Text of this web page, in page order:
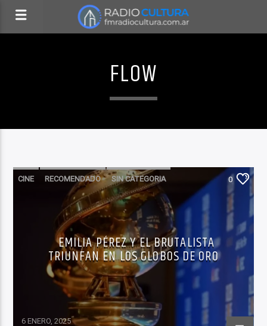
FLOW
CINE RECOMENDADO SIN CATEGORIA 0
EMILIA PÉREZ Y EL BRUTALISTA
TRIUNFAN EN LOS GLOBOS DE ORO
6 ENERO, 2025